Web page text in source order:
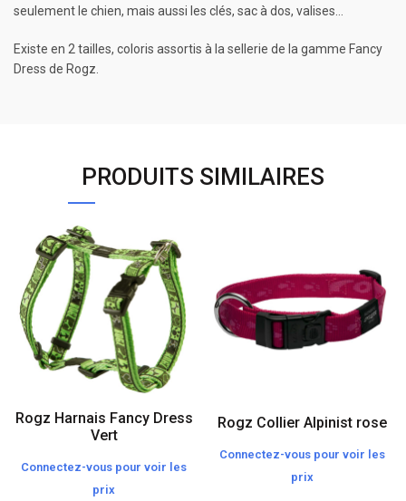
seulement le chien, mais aussi les clés, sac à dos, valises…
Existe en 2 tailles, coloris assortis à la sellerie de la gamme Fancy
Dress de Rogz.
PRODUITS SIMILAIRES
Rogz Harnais Fancy Dress
Vert
Connectez-vous pour voir les
prix
Rogz Collier Alpinist rose
Connectez-vous pour voir les
prix